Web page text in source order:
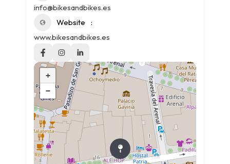
info@bikesandbikes.es
Website
www.bikesandbikes.es
+
−